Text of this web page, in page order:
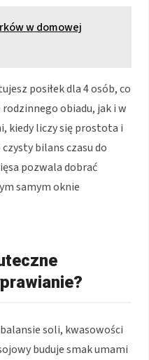
w domowej
posiłek dla 4 osób, co
obiadu, jak i w
kiedy liczy się prostota i
bilans czasu do
pozwala dobrać
samym oknie
soli, kwasowości
buduje smak umami